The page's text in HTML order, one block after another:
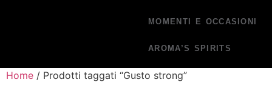
MOMENTI E OCCASIONI
AROMA’S SPIRITS
Home / Prodotti taggati “Gusto strong”